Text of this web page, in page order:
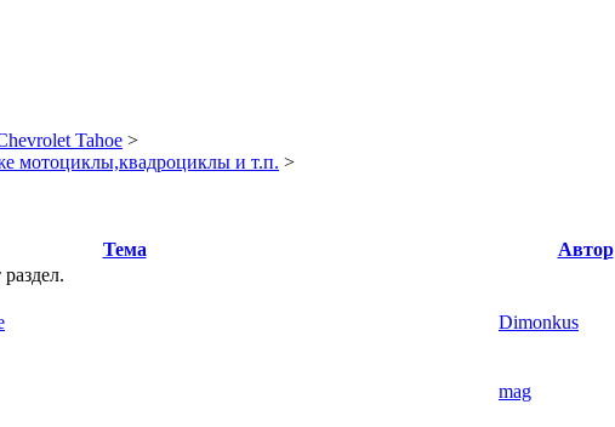
Tahoe >
мотоциклы,квадроциклы и т.п. >
Тема
Автор
Dimonkus
mag